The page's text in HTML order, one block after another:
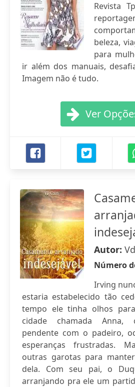
Revista
beleza,
para
ir além dos manuais,
Imagem não é tudo.
Ver
Autor:
Número
Irving
estaria estabelecido tão
tempo ele tinha olhos
cidade chamada Anna,
pendente com o padeiro,
esperanças frustradas.
outras garotas para
dela. Com seu pai, o
arranjando pra ele um